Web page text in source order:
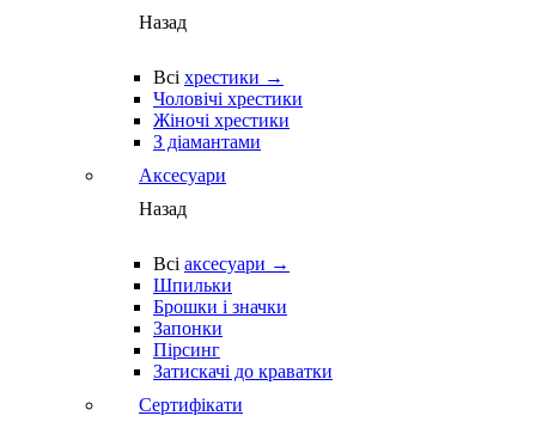
Назад
Всі хрестики →
Чоловічі хрестики
Жіночі хрестики
З діамантами
Аксесуари
Назад
Всі аксесуари →
Шпильки
Брошки і значки
Запонки
Пірсинг
Затискачі до краватки
Сертифікати